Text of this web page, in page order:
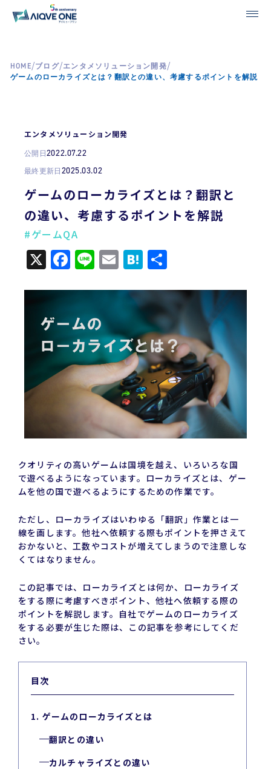
HOME/ブログ/エンタメソリューション開発/
ゲームのローカライズとは？翻訳との違い、考慮するポイントを解説
エンタメソリューション開発
公開日2022.07.22
最終更新日2025.03.02
ゲームのローカライズとは？翻訳と
の違い、考慮するポイントを解説
#ゲームQA
X Facebook
LineEmailHatena
クオリティの高いゲームは国境を越え、いろいろな国
で遊べるようになっています。ローカライズとは、ゲー
ムを他の国で遊べるようにするための作業です。
ただし、ローカライズはいわゆる「翻訳」作業とは一
線を画します。他社へ依頼する際もポイントを押さえて
おかないと、工数やコストが増えてしまうので注意しな
くてはなりません。
この記事では、ローカライズとは何か、ローカライズ
をする際に考慮すべきポイント、他社へ依頼する際の
ポイントを解説します。自社でゲームのローカライズ
をする必要が生じた際は、この記事を参考にしてくだ
さい。
目次
1. ゲームのローカライズとは
翻訳との違い
カルチャライズとの違い